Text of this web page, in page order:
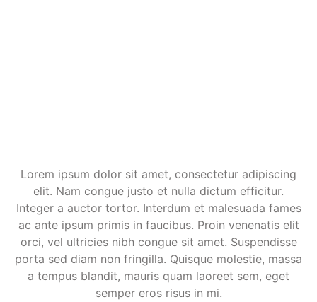
Lorem ipsum dolor sit amet, consectetur adipiscing
elit. Nam congue justo et nulla dictum efficitur.
Integer a auctor tortor. Interdum et malesuada fames
ac ante ipsum primis in faucibus. Proin venenatis elit
orci, vel ultricies nibh congue sit amet. Suspendisse
porta sed diam non fringilla. Quisque molestie, massa
a tempus blandit, mauris quam laoreet sem, eget
semper eros risus in mi.